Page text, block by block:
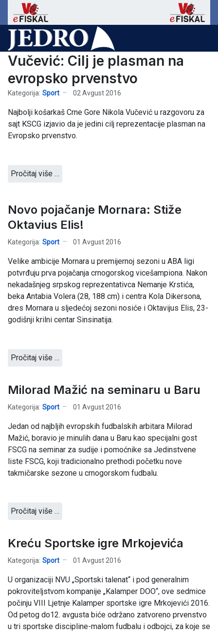
Vučević: Cilj je plasman na
evropsko prvenstvo
Kategorija: Sport 02 Avgust 2016
Najbolji košarkaš Crne Gore Nikola Vučević u razgovoru za
sajt KSCG izjavio da je jedini cilj reprezentacije plasman na
Evropsko prvenstvo.
Pročitaj više …
Novo pojačanje Mornara: Stiže
Oktavius Elis!
Kategorija: Sport 01 Avgust 2016
Velike ambicije Mornara u premijernoj sezoni u ABA ligi
potvrđuju prva pojačanja crnogorskog vicešampiona. Nakon
nekadašnjeg srpskog reprezentativca Nemanje Krstića,
beka Antabia Volera (28, 188 cm) i centra Kola Dikersona,
dres Mornara u sljedećoj sezoni nosiće i Oktavijus Elis, 23-
godišnji krilni centar Sinsinatija.
Pročitaj više …
Milorad Mažić na seminaru u Baru
Kategorija: Sport 01 Avgust 2016
Jedan od najbljih evropskih fudbalskih arbitara Milorad
Mažić, boravio je minulih dana u Baru kao specijalni gost
FSCG na seminar za sudije i pomoćnike sa Jedinstvene
liste FSCG, koji tradicionalno prethodi početku nove
takmičarske sezone u crnogorskom fudbalu.
Pročitaj više …
Kreću Sportske igre Mrkojevića
Kategorija: Sport 01 Avgust 2016
U organizaciji NVU „Sportski talenat“ i pod generalnim
pokroviteljstvom kompanije „Kalamper DOO“, ove sedmice
počinju VIII Ljetnje Kalamper sportske igre Mrkojevići 2016.
Od petog do12. avgusta biće održano zatvoreno prvenstvo
u tri sportske discipline-malom fudbalu i odbojci, za koje se